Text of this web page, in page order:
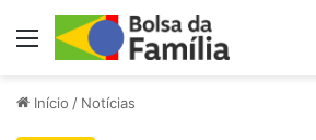
Menu
Início / Notícias